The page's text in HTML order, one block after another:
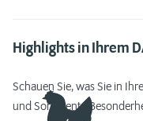
Highlights in Ihrem
Schauen Sie, was Sie in
und Sortiments-